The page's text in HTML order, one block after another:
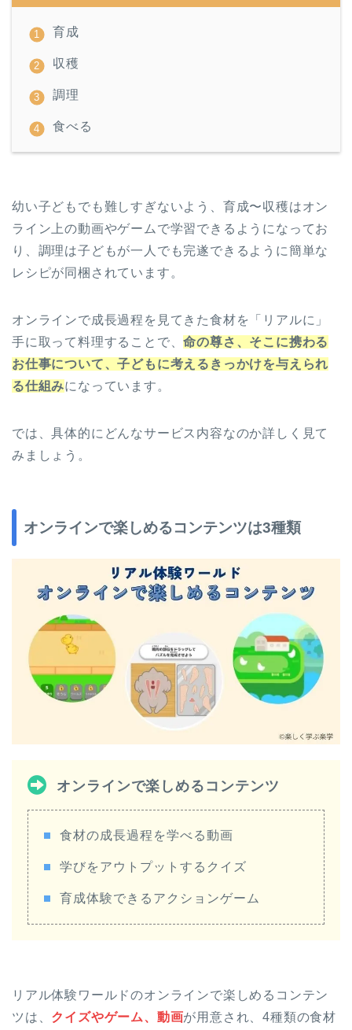
育成
収穫
調理
食べる
幼い子どもでも難しすぎないよう、育成〜収穫はオン
ライン上の動画やゲームで学習できるようになってお
り、調理は子どもが一人でも完遂できるように簡単な
レシピが同梱されています。
オンラインで成長過程を見てきた食材を「リアルに」
手に取って料理することで、命の尊さ、そこに携わる
お仕事について、子どもに考えるきっかけを与えられ
る仕組みになっています。
では、具体的にどんなサービス内容なのか詳しく見て
みましょう。
オンラインで楽しめるコンテンツは3種類
オンラインで楽しめるコンテンツ
食材の成長過程を学べる動画
学びをアウトプットするクイズ
育成体験できるアクションゲーム
リアル体験ワールドのオンラインで楽しめるコンテン
ツは、 クイズやゲーム、動画が用意され、4種類の食材